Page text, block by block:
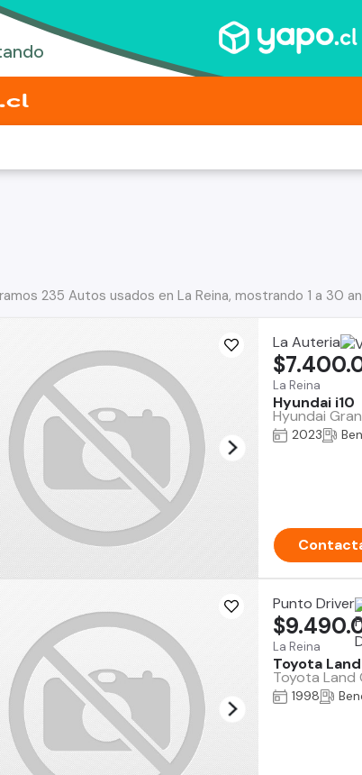
235 Autos usados en La Reina, mostrando 1 a 30
La Auteria
La Reina
Hyundai i10
Hyundai
2023
Punto Driver
La Reina
Toyota
Toyota Land
1998